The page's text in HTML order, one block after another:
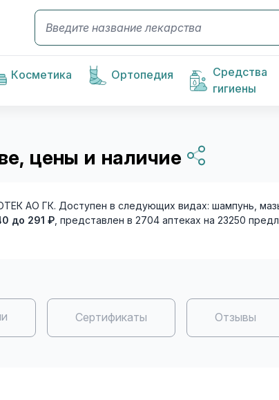
Косметика Ортопедия
Средства
гигиены
цены и наличие
АО ГК. Доступен в следующих видах: шампунь,
до 291 ₽ , представлен в 2704 аптеках на 23250
Сертификаты Отзывы